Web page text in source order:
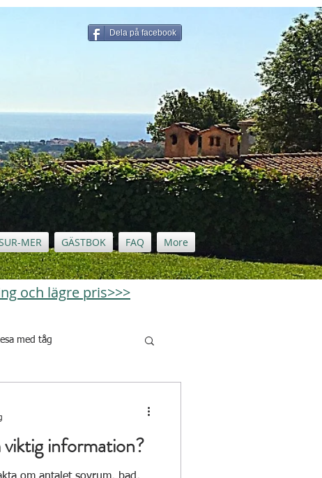
MER GÄSTBOK FAQ More
Dela på facebook
och lägre pris>>>
med tåg
information?